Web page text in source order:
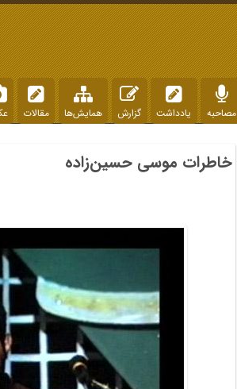
مصاحبه یادداشت گزارش همایش‌ها مقالات
خاطرات موسی حسین‌زاده